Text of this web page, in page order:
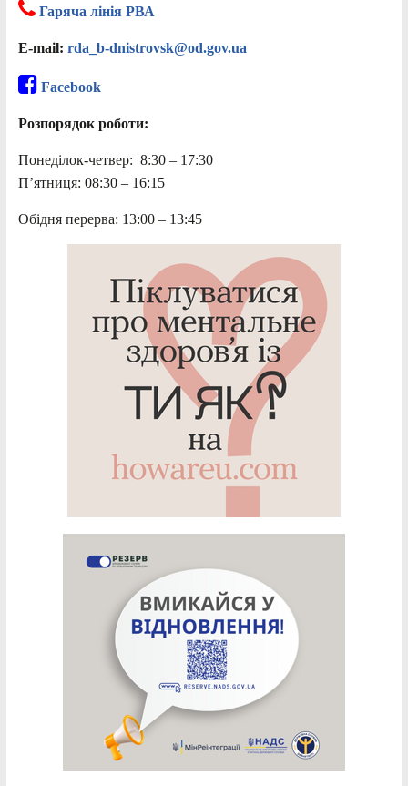
Гаряча лінія РВА
E-mail: rda_b-dnistrovsk@od.gov.ua
Facebook
Розпорядок роботи:
Понеділок-четвер: 8:30 – 17:30
П’ятниця: 08:30 – 16:15
Обідня перерва: 13:00 – 13:45